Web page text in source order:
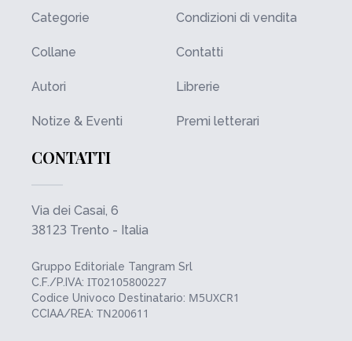
Categorie
Collane
Autori
Notize & Eventi
Condizioni di vendita
Contatti
Librerie
Premi letterari
CONTATTI
Via dei Casai, 6
38123 Trento - Italia
Gruppo Editoriale Tangram Srl
C.F./P.IVA: IT02105800227
Codice Univoco Destinatario: M5UXCR1
CCIAA/REA: TN200611